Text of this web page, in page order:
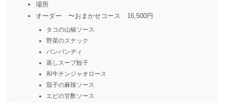
場所
オーダー 〜おまかせコース 16,500円
タコの山椒ソース
野菜のスナック
バンバンヂィ
蒸しスープ餃子
和牛チンジャオロース
茄子の麻辣ソース
エビの甘酢ソース